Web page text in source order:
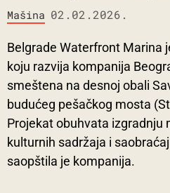
Mašina 02.02.2026.
Belgrade Waterfront Marina
koju razvija kompanija
smeštena na desnoj obali
budućeg pešačkog mosta
Projekat obuhvata izgradnju
kulturnih sadržaja i
saopštila je kompanija.